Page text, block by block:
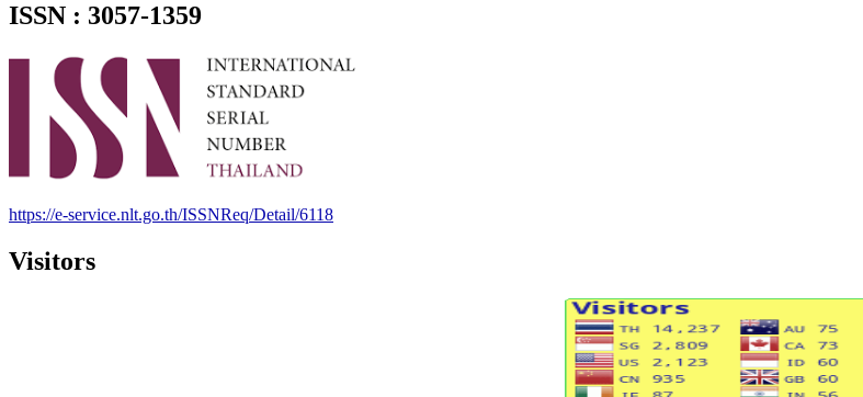
ISSN : 3057-1359
https://e-service.nlt.go.th/ISSNReq/Detail/6118
Visitors